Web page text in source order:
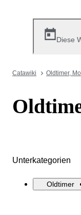
Diese
Catawiki Oldtimer,
Unterkategorien
Oldtimer